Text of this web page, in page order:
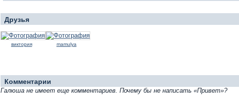
Друзья
виктория mamulya
Комментарии
Галюша не имеет еще комментариев. Почему бы не написать «Привет»?